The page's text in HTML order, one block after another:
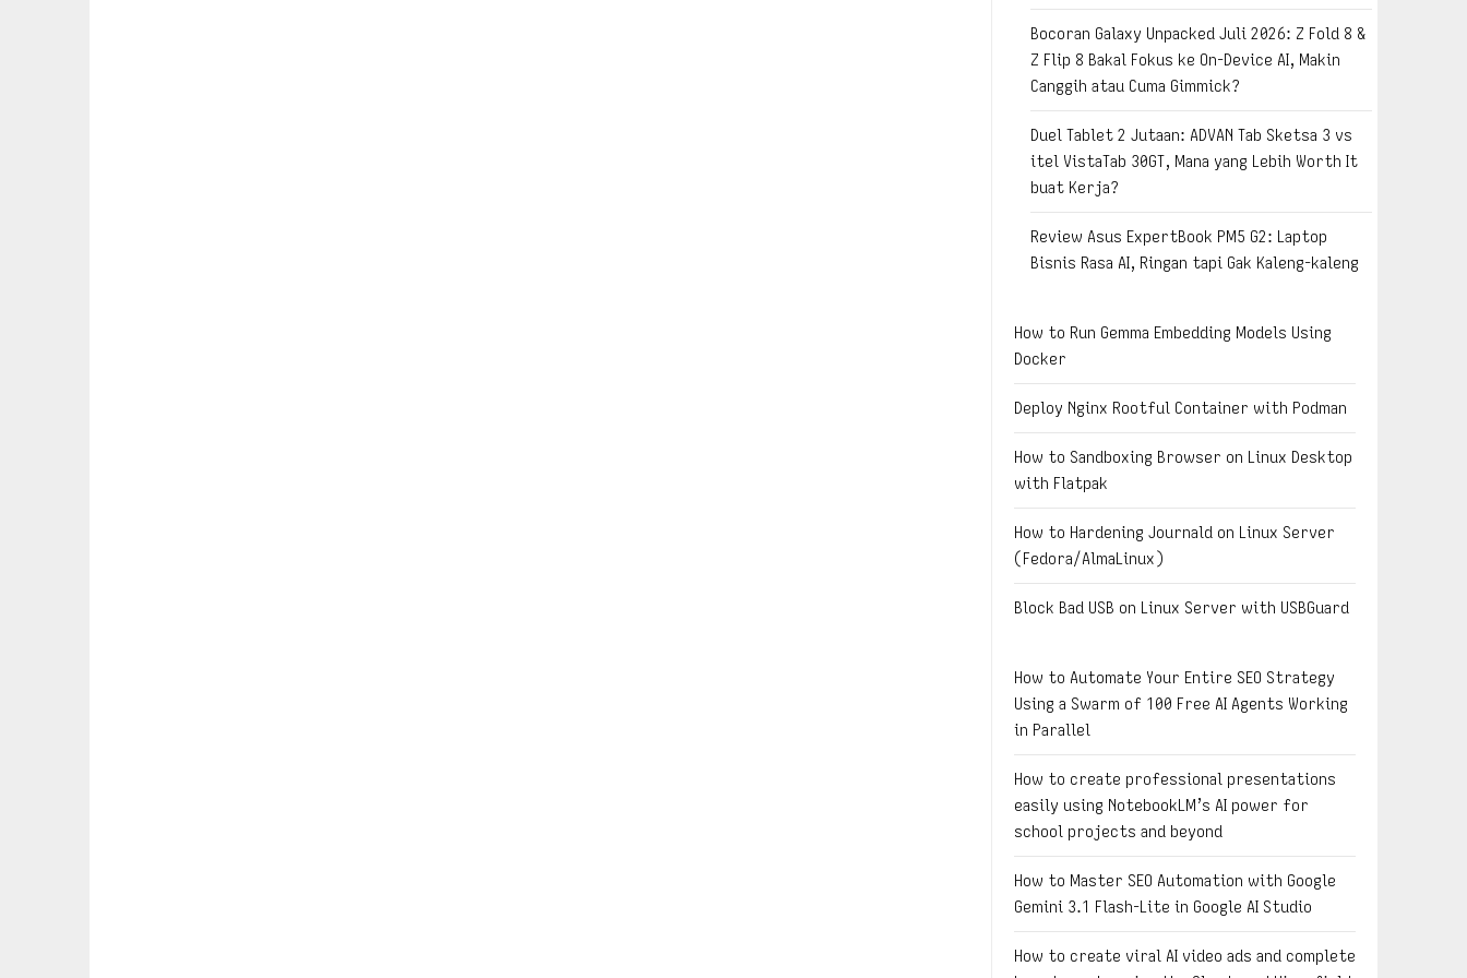
Bocoran Galaxy Unpacked Juli 2026: Z Fold 8 &
Z Flip 8 Bakal Fokus ke On-Device AI, Makin
Canggih atau Cuma Gimmick?
Duel Tablet 2 Jutaan: ADVAN Tab Sketsa 3 vs
itel VistaTab 30GT, Mana yang Lebih Worth It
buat Kerja?
Review Asus ExpertBook PM5 G2: Laptop
Bisnis Rasa AI, Ringan tapi Gak Kaleng-kaleng
How to Run Gemma Embedding Models Using
Docker
Deploy Nginx Rootful Container with Podman
How to Sandboxing Browser on Linux Desktop
with Flatpak
How to Hardening Journald on Linux Server
(Fedora/AlmaLinux)
Block Bad USB on Linux Server with USBGuard
How to Automate Your Entire SEO Strategy
Using a Swarm of 100 Free AI Agents Working
in Parallel
How to create professional presentations
easily using NotebookLM’s AI power for
school projects and beyond
How to Master SEO Automation with Google
Gemini 3.1 Flash-Lite in Google AI Studio
How to create viral AI video ads and complete